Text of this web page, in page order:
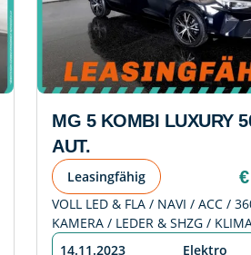
MG 5 KOMBI LUXURY
AUT.
Leasingfähig
VOLL LED & FLA / NAVI / ACC /
KAMERA / LEDER & SHZG /
14.11.2023
Elektro